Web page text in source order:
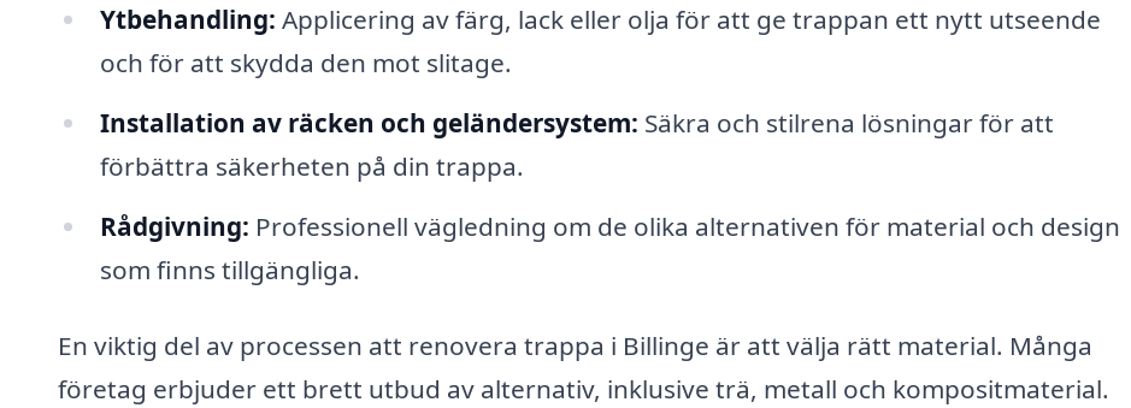
Ytbehandling: Applicering av färg, lack eller olja för att ge trappan ett nytt utseende
och för att skydda den mot slitage.
Installation av räcken och geländersystem: Säkra och stilrena lösningar för att
förbättra säkerheten på din trappa.
Rådgivning: Professionell vägledning om de olika alternativen för material och design
som finns tillgängliga.
En viktig del av processen att renovera trappa i Billinge är att välja rätt material. Många
företag erbjuder ett brett utbud av alternativ, inklusive trä, metall och kompositmaterial.